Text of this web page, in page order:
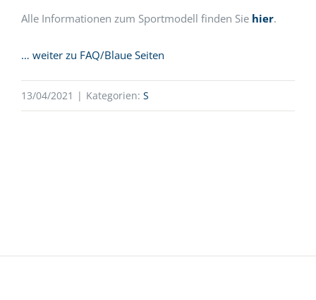
Alle Informationen zum Sportmodell finden Sie hier.
… weiter zu FAQ/Blaue Seiten
13/04/2021 | Kategorien: S